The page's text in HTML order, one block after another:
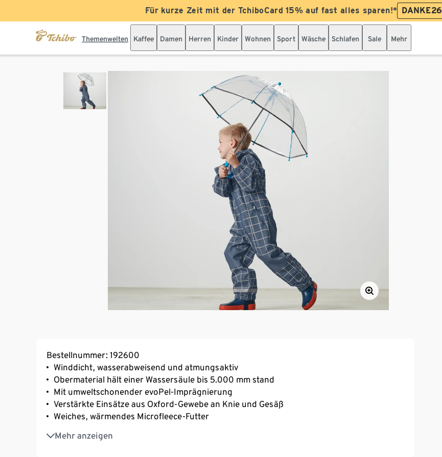
Für kurze Zeit mit der TchiboCard 15% auf fast alles sparen!* DANKE26
Themenwelten Kaffee Damen Herren Kinder Wohnen Sport Wäsche Schlafen Sale Mehr
Bestellnummer: 192600
Winddicht, wasserabweisend und atmungsaktiv
Obermaterial hält einer Wassersäule bis 5.000 mm stand
Mit umweltschonender evoPel-Imprägnierung
Verstärkte Einsätze aus Oxford-Gewebe an Knie und Gesäß
Weiches, wärmendes Microfleece-Futter
Mehr anzeigen
Unterlegter, wasserdichter Reißverschluss mit Kinnschutz
Elastische Fußstege